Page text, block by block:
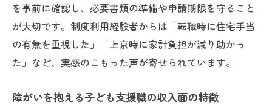
を事前に確認し、必要書類の準備や申請期限を守ること
が大切です。制度利用経験者からは「転職時に住宅手当
の有無を重視した」「上京時に家計負担が減り助かっ
た」など、実感のこもった声が寄せられています。
障がいを抱える子ども支援職の収入面の特徴